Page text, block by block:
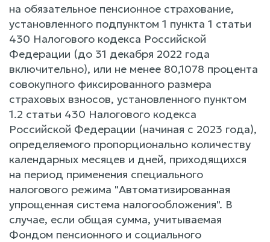
на обязательное пенсионное страхование,
установленного подпунктом 1 пункта 1 статьи
430 Налогового кодекса Российской
Федерации (до 31 декабря 2022 года
включительно), или не менее 80,1078 процента
совокупного фиксированного размера
страховых взносов, установленного пунктом
1.2 статьи 430 Налогового кодекса
Российской Федерации (начиная с 2023 года),
определяемого пропорционально количеству
календарных месяцев и дней, приходящихся
на период применения специального
налогового режима "Автоматизированная
упрощенная система налогообложения". В
случае, если общая сумма, учитываемая
Фондом пенсионного и социального